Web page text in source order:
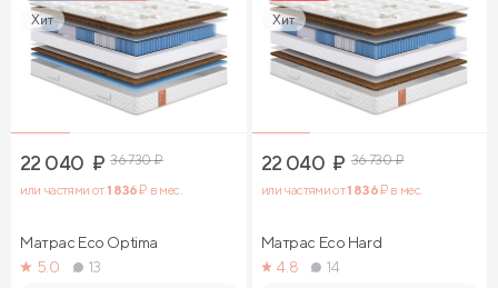
Хит
22 040 ₽ 36 730₽
или частями от1 836₽ в мес.
Матрас Eco Optima
5.0
13
Хит
22 040 ₽ 36 730₽
или частями от1 836₽ в мес.
Матрас Eco Hard
4.8
14